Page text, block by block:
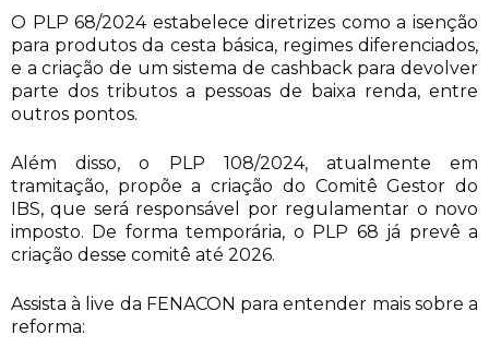
O PLP 68/2024 estabelece diretrizes como a isenção
para produtos da cesta básica, regimes diferenciados,
e a criação de um sistema de cashback para devolver
parte dos tributos a pessoas de baixa renda, entre
outros pontos.
Além disso, o PLP 108/2024, atualmente em
tramitação, propõe a criação do Comitê Gestor do
IBS, que será responsável por regulamentar o novo
imposto. De forma temporária, o PLP 68 já prevê a
criação desse comitê até 2026.
Assista à live da FENACON para entender mais sobre a
reforma: